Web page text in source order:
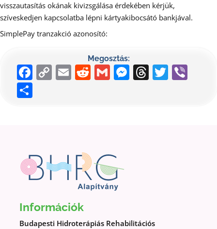
visszautasítás okának kivizsgálása érdekében kérjük,
szíveskedjen kapcsolatba lépni kártyakibocsátó bankjával.
SimplePay tranzakció azonosító:
Megosztás:
Facebook
CopyEmailReddit
GmailMessenger
Threads
Információk
Budapesti Hidroterápiás Rehabilitációs